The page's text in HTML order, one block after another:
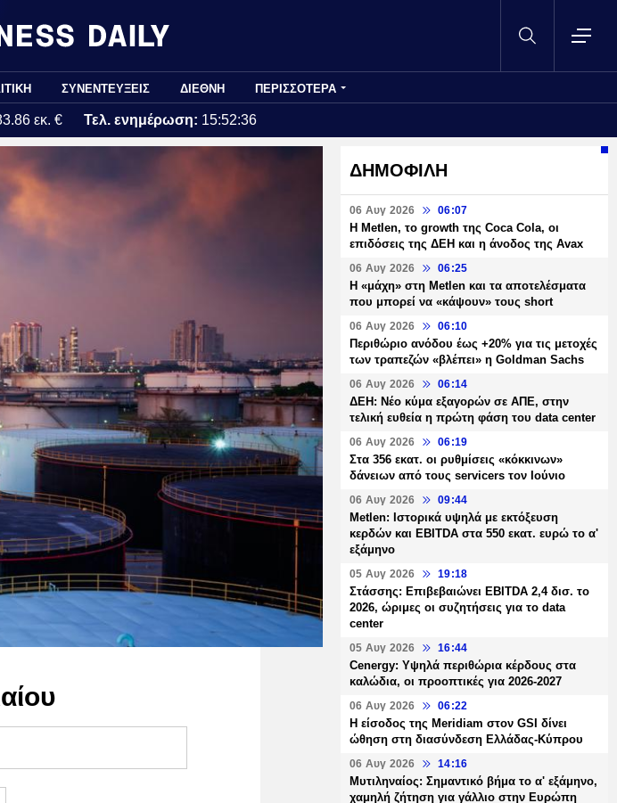
ΣΥΝΕΝΤΕΥΞΕΙΣ ΔΙΕΘΝΗ ΠΕΡΙΣΣΟΤΕΡΑ
εκ. € Τελ. ενημέρωση: 15:52:36
ΔΗΜΟΦΙΛΗ
06 Αυγ 2026 06:07
H Metlen, το growth της Coca Cola, οι
επιδόσεις της ΔΕΗ και η άνοδος της Avax
06 Αυγ 2026 06:25
H «μάχη» στη Metlen και τα αποτελέσματα
που μπορεί να «κάψουν» τους short
06 Αυγ 2026 06:10
Περιθώριο ανόδου έως +20% για τις μετοχές
των τραπεζών «βλέπει» η Goldman Sachs
06 Αυγ 2026 06:14
ΔΕΗ: Νέο κύμα εξαγορών σε ΑΠΕ, στην
τελική ευθεία η πρώτη φάση του data center
06 Αυγ 2026 06:19
Στα 356 εκατ. οι ρυθμίσεις «κόκκινων»
δάνειων από τους servicers τον Ιούνιο
06 Αυγ 2026 09:44
Metlen: Ιστορικά υψηλά με εκτόξευση
κερδών και EBITDA στα 550 εκατ. ευρώ το α'
εξάμηνο
05 Αυγ 2026 19:18
Στάσσης: Επιβεβαιώνει EBITDA 2,4 δισ. το
2026, ώριμες οι συζητήσεις για το data
center
05 Αυγ 2026 16:44
Cenergy: Υψηλά περιθώρια κέρδους στα
καλώδια, οι προοπτικές για 2026-2027
06 Αυγ 2026 06:22
Η είσοδος της Meridiam στον GSI δίνει
ώθηση στη διασύνδεση Ελλάδας-Κύπρου
06 Αυγ 2026 14:16
Μυτιληναίος: Σημαντικό βήμα το α' εξάμηνο,
χαμηλή ζήτηση για γάλλιο στην Ευρώπη